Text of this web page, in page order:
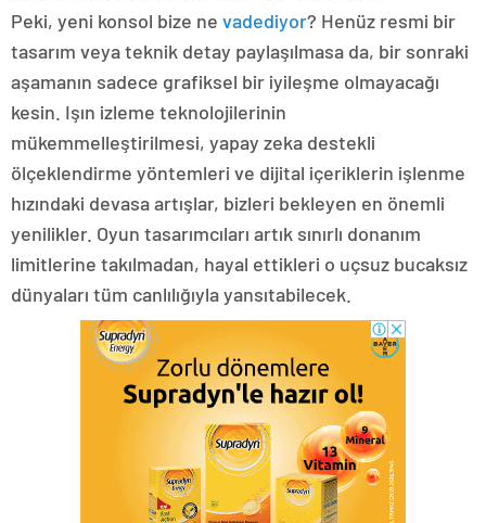
Peki, yeni konsol bize ne vadediyor? Henüz resmi bir
tasarım veya teknik detay paylaşılmasa da, bir sonraki
aşamanın sadece grafiksel bir iyileşme olmayacağı
kesin. Işın izleme teknolojilerinin
mükemmelleştirilmesi, yapay zeka destekli
ölçeklendirme yöntemleri ve dijital içeriklerin işlenme
hızındaki devasa artışlar, bizleri bekleyen en önemli
yenilikler. Oyun tasarımcıları artık sınırlı donanım
limitlerine takılmadan, hayal ettikleri o uçsuz bucaksız
dünyaları tüm canlılığıyla yansıtabilecek.